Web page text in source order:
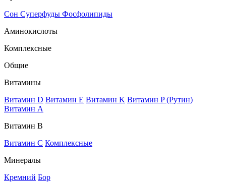
Сон Суперфуды Фосфолипиды
Аминокислоты
Комплексные
Общие
Витамины
Витамин D Витамин E Витамин K Витамин P (Рутин)
Витамин А
Витамин В
Витамин C Комплексные
Минералы
Кремний Бор